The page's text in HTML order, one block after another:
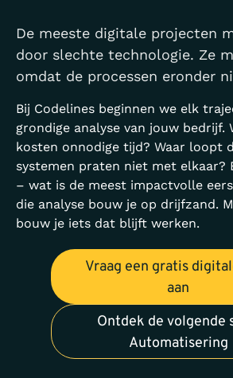
De meeste digitale projecten
door slechte technologie. Ze
omdat de processen eronder
Bij Codelines beginnen we elk
grondige analyse van jouw bedrijf.
kosten onnodige tijd? Waar loopt
systemen praten niet met elkaar?
– wat is de meest impactvolle
die analyse bouw je op drijfzand.
bouw je iets dat blijft werken.
Vraag een gratis
aan
Ontdek de volgende
Automatisering